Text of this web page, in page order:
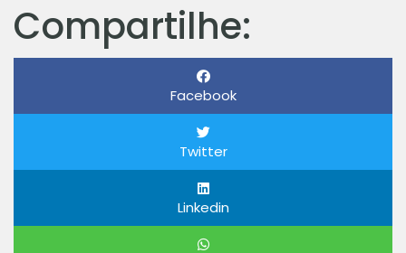
Compartilhe:
Facebook
Twitter
Linkedin